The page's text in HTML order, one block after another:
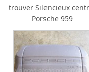
trouver Silencieux
Porsche 959